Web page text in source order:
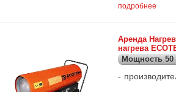
подробнее
Аренда
нагрева
Мощность 50